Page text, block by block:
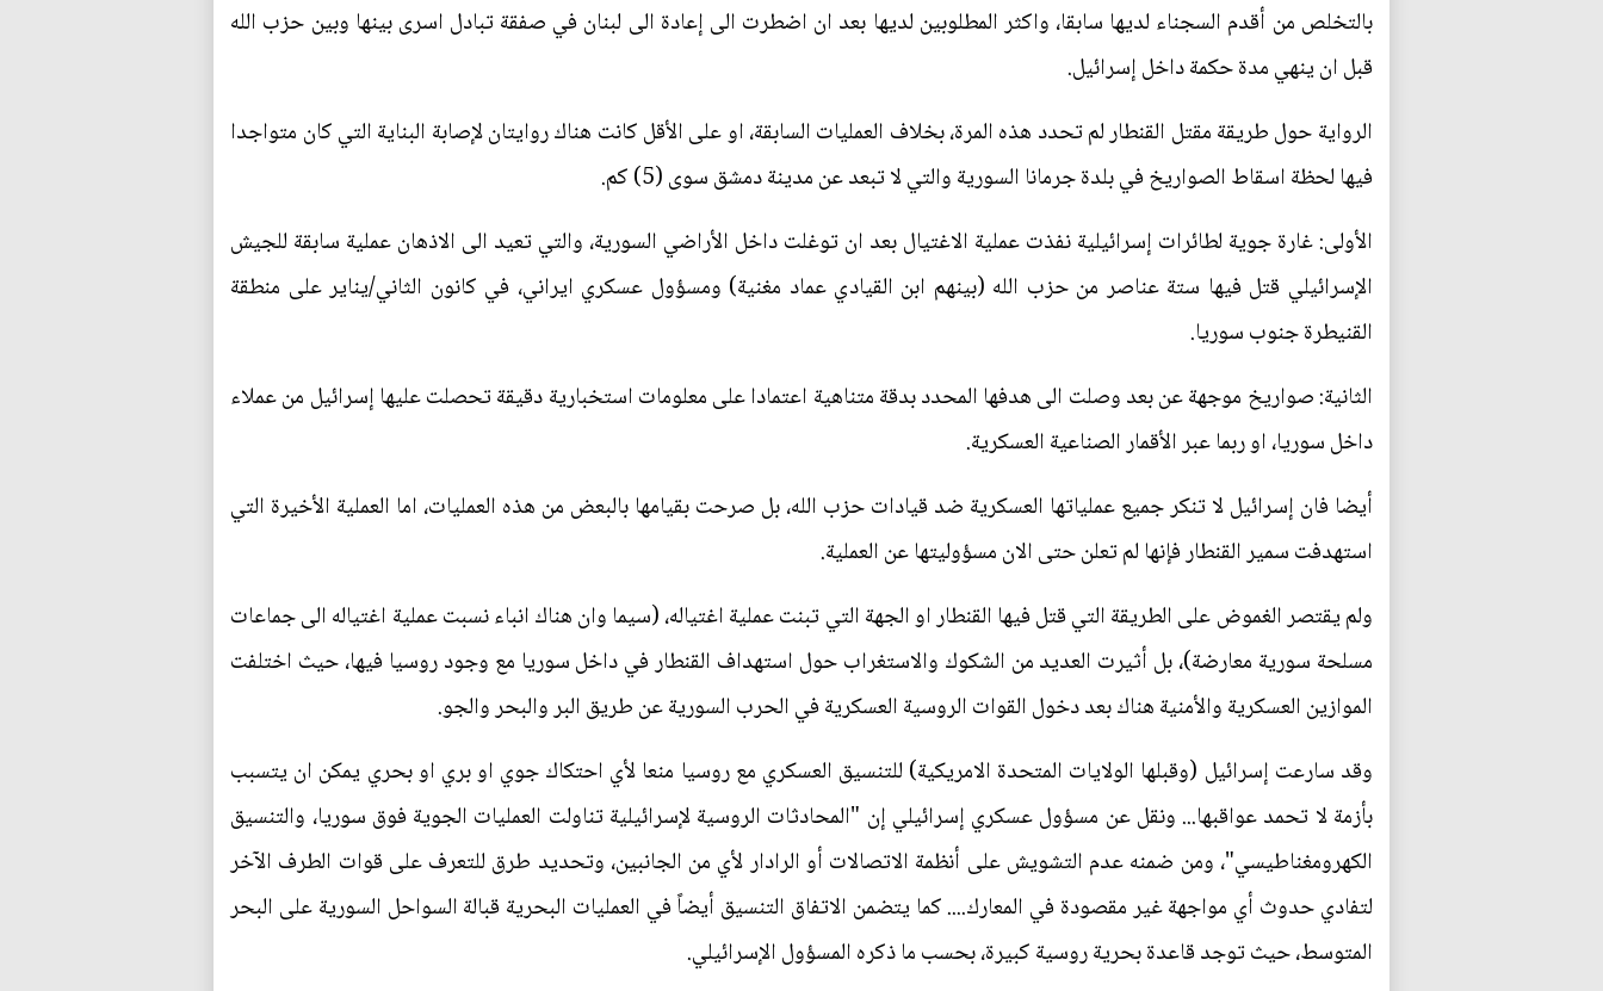
بالتخلص من أقدم السجناء لديها سابقا، واكثر المطلوبين لديها بعد ان اضطرت الى إعادة الى لبنان في صفقة تبادل اسرى بينها وبين حزب الله
قبل ان ينهي مدة حكمة داخل إسرائيل.
الرواية حول طريقة مقتل القنطار لم تحدد هذه المرة، بخلاف العمليات السابقة، او على الأقل كانت هناك روايتان لإصابة البناية التي كان متواجدا
فيها لحظة اسقاط الصواريخ في بلدة جرمانا السورية والتي لا تبعد عن مدينة دمشق سوى (5) كم.
الأولى: غارة جوية لطائرات إسرائيلية نفذت عملية الاغتيال بعد ان توغلت داخل الأراضي السورية، والتي تعيد الى الاذهان عملية سابقة للجيش
الإسرائيلي قتل فيها ستة عناصر من حزب الله (بينهم ابن القيادي عماد مغنية) ومسؤول عسكري ايراني، في كانون الثاني/يناير على منطقة
القنيطرة جنوب سوريا.
الثانية: صواريخ موجهة عن بعد وصلت الى هدفها المحدد بدقة متناهية اعتمادا على معلومات استخبارية دقيقة تحصلت عليها إسرائيل من عملاء
داخل سوريا، او ربما عبر الأقمار الصناعية العسكرية.
أيضا فان إسرائيل لا تنكر جميع عملياتها العسكرية ضد قيادات حزب الله، بل صرحت بقيامها بالبعض من هذه العمليات، اما العملية الأخيرة التي
استهدفت سمير القنطار فإنها لم تعلن حتى الان مسؤوليتها عن العملية.
ولم يقتصر الغموض على الطريقة التي قتل فيها القنطار او الجهة التي تبنت عملية اغتياله، (سيما وان هناك انباء نسبت عملية اغتياله الى جماعات
مسلحة سورية معارضة)، بل أثيرت العديد من الشكوك والاستغراب حول استهداف القنطار في داخل سوريا مع وجود روسيا فيها، حيث اختلفت
الموازين العسكرية والأمنية هناك بعد دخول القوات الروسية العسكرية في الحرب السورية عن طريق البر والبحر والجو.
وقد سارعت إسرائيل (وقبلها الولايات المتحدة الامريكية) للتنسيق العسكري مع روسيا منعا لأي احتكاك جوي او بري او بحري يمكن ان يتسبب
بأزمة لا تحمد عواقبها... ونقل عن مسؤول عسكري إسرائيلي إن "المحادثات الروسية لإسرائيلية تناولت العمليات الجوية فوق سوريا، والتنسيق
الكهرومغناطيسي"، ومن ضمنه عدم التشويش على أنظمة الاتصالات أو الرادار لأي من الجانبين، وتحديد طرق للتعرف على قوات الطرف الآخر
لتفادي حدوث أي مواجهة غير مقصودة في المعارك.... كما يتضمن الاتفاق التنسيق أيضاً في العمليات البحرية قبالة السواحل السورية على البحر
المتوسط، حيث توجد قاعدة بحرية روسية كبيرة، بحسب ما ذكره المسؤول الإسرائيلي.